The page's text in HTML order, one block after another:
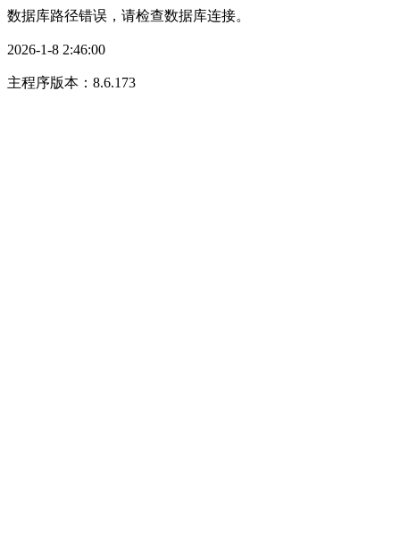
数据库路径错误，请检查数据库连接。
2026-1-8 2:46:00
主程序版本：8.6.173